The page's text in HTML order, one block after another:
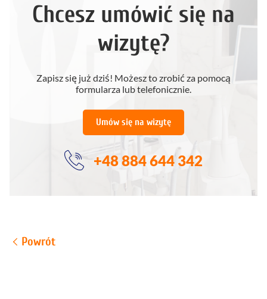
Chcesz umówić się na
wizytę?
Zapisz się już dziś! Możesz to zrobić za pomocą
formularza lub telefonicznie.
Umów się na wizytę
+48 884 644 342
Powrót